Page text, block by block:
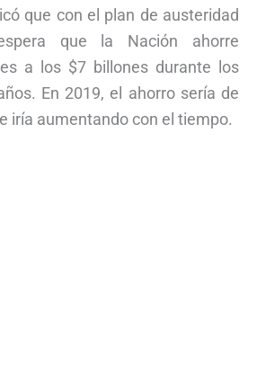
que con el plan de austeridad
que la Nación ahorre
a los $7 billones durante los
En 2019, el ahorro sería de
iría aumentando con el tiempo.